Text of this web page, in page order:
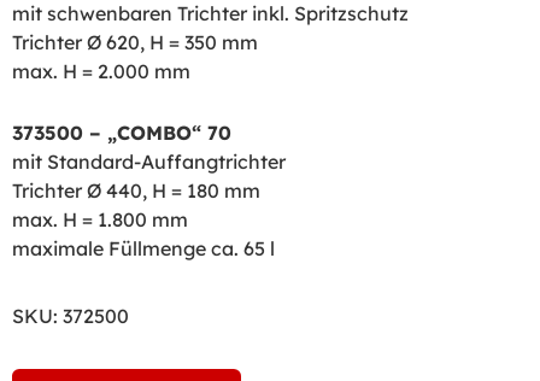
mit schwenbaren Trichter inkl. Spritzschutz
Trichter Ø 620, H = 350 mm
max. H = 2.000 mm
373500 – „COMBO“ 70
mit Standard-Auffangtrichter
Trichter Ø 440, H = 180 mm
max. H = 1.800 mm
maximale Füllmenge ca. 65 l
SKU: 372500